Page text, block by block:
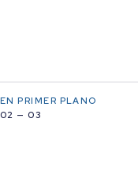
EN PRIMER PLANO
02 — 03